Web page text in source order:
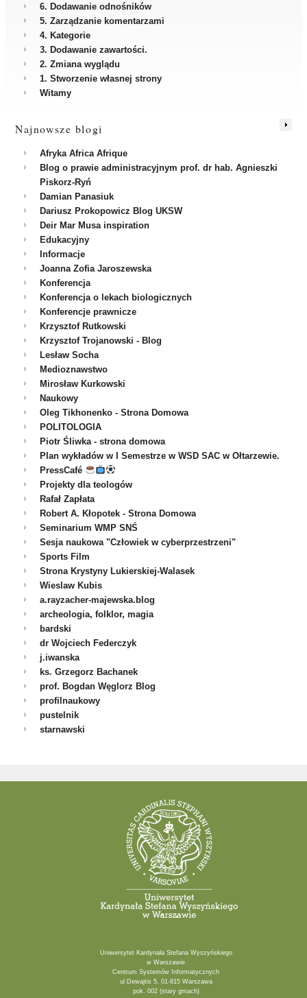
6. Dodawanie odnośników
5. Zarządzanie komentarzami
4. Kategorie
3. Dodawanie zawartości.
2. Zmiana wyglądu
1. Stworzenie własnej strony
Witamy
Najnowsze blogi
Afryka Africa Afrique
Blog o prawie administracyjnym prof. dr hab. Agnieszki
Piskorz-Ryń
Damian Panasiuk
Dariusz Prokopowicz Blog UKSW
Deir Mar Musa inspiration
Edukacyjny
Informacje
Joanna Zofia Jaroszewska
Konferencja
Konferencja o lekach biologicznych
Konferencje prawnicze
Krzysztof Rutkowski
Krzysztof Trojanowski - Blog
Lesław Socha
Medioznawstwo
Mirosław Kurkowski
Naukowy
Oleg Tikhonenko - Strona Domowa
POLITOLOGIA
Piotr Śliwka - strona domowa
Plan wykładów w I Semestrze w WSD SAC w Ołtarzewie.
PressCafé
Projekty dla teologów
Rafał Zapłata
Robert A. Kłopotek - Strona Domowa
Seminarium WMP SNŚ
Sesja naukowa "Człowiek w cyberprzestrzeni"
Sports Film
Strona Krystyny Lukierskiej-Walasek
Wieslaw Kubis
a.rayzacher-majewska.blog
archeologia, folklor, magia
bardski
dr Wojciech Federczyk
j.iwanska
ks. Grzegorz Bachanek
prof. Bogdan Węglorz Blog
profilnaukowy
pustelnik
starnawski
Uniwersytet Kardynała Stefana Wyszyńskiego
w Warszawie
Centrum Systemów Informatycznych
ul Dewajtis 5, 01-815 Warszawa
pok. 002 (stary gmach)